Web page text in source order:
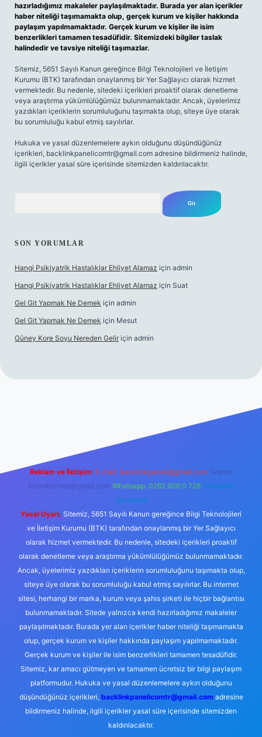
hazırladığımız makaleler paylaşılmaktadır. Burada yer alan içerikler
haber niteliği taşımamakta olup, gerçek kurum ve kişiler hakkında
paylaşım yapılmamaktadır. Gerçek kurum ve kişiler ile isim
benzerlikleri tamamen tesadüfidir. Sitemizdeki bilgiler taslak
halindedir ve tavsiye niteliği taşımazlar.
Sitemiz, 5651 Sayılı Kanun gereğince Bilgi Teknolojileri ve İletişim
Kurumu (BTK) tarafından onaylanmış bir Yer Sağlayıcı olarak hizmet
vermektedir. Bu nedenle, sitedeki içerikleri proaktif olarak denetleme
veya araştırma yükümlülüğümüz bulunmamaktadır. Ancak, üyelerimiz
yazdıkları içeriklerin sorumluluğunu taşımakta olup, siteye üye olarak
bu sorumluluğu kabul etmiş sayılırlar.
Hukuka ve yasal düzenlemelere aykırı olduğunu düşündüğünüz
içerikleri, backlinkpanelicomtr@gmail.com adresine bildirmeniz halinde,
ilgili içerikler yasal süre içerisinde sitemizden kaldırılacaktır.
SON YORUMLAR
Hangi Psikiyatrik Hastalıklar Ehliyet Alamaz için admin
Hangi Psikiyatrik Hastalıklar Ehliyet Alamaz için Suat
Gel Git Yapmak Ne Demek için admin
Gel Git Yapmak Ne Demek için Mesut
Güney Kore Soyu Nereden Gelir için admin
Reklam ve İletişim: E-mail: backlinkpaneli@gmail.com Teams:
forumhizmeti@gmail.com Whatsapp: 0262 606 0 726 Telegram:
@karabul
Yasal Uyarı: Sitemiz, 5651 Sayılı Kanun gereğince Bilgi Teknolojileri
ve İletişim Kurumu (BTK) tarafından onaylanmış bir Yer Sağlayıcı
olarak hizmet vermektedir. Bu nedenle, sitedeki içerikleri proaktif
olarak denetleme veya araştırma yükümlülüğümüz bulunmamaktadır.
Ancak, üyelerimiz yazdıkları içeriklerin sorumluluğunu taşımakta olup,
siteye üye olarak bu sorumluluğu kabul etmiş sayılırlar. Bu internet
sitesi, herhangi bir marka, kurum veya şahıs şirketi ile hiçbir bağlantısı
bulunmamaktadır. Sitede yalnızca kendi hazırladığımız makaleler
paylaşılmaktadır. Burada yer alan içerikler haber niteliği taşımamakta
olup, gerçek kurum ve kişiler hakkında paylaşım yapılmamaktadır.
Gerçek kurum ve kişiler ile isim benzerlikleri tamamen tesadüfidir.
Sitemiz, kar amacı gütmeyen ve tamamen ücretsiz bir bilgi paylaşım
platformudur. Hukuka ve yasal düzenlemelere aykırı olduğunu
düşündüğünüz içerikleri, backlinkpanelicomtr@gmail.comadresine
bildirmeniz halinde, ilgili içerikler yasal süre içerisinde sitemizden
kaldırılacaktır.